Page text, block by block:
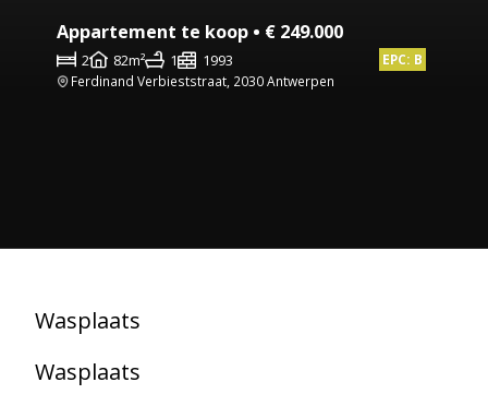
Appartement te koop • € 249.000
2 82m² 1 1993
EPC: B
Ferdinand Verbieststraat, 2030 Antwerpen
Wasplaats
Wasplaats